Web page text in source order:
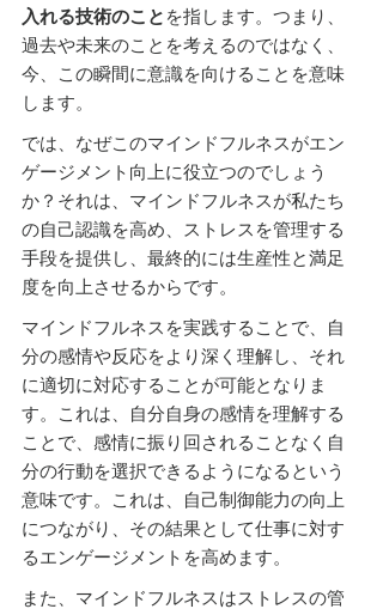
入れる技術のこと を指します。つまり、
過去や未来のことを考えるのではなく、
今、この瞬間に意識を向けることを意味
します。
では、なぜこのマインドフルネスがエン
ゲージメント向上に役立つのでしょう
か？それは、マインドフルネスが私たち
の自己認識を高め、ストレスを管理する
手段を提供し、最終的には生産性と満足
度を向上させるからです。
マインドフルネスを実践することで、自
分の感情や反応をより深く理解し、それ
に適切に対応することが可能となりま
す。これは、自分自身の感情を理解する
ことで、感情に振り回されることなく自
分の行動を選択できるようになるという
意味です。これは、自己制御能力の向上
につながり、その結果として仕事に対す
るエンゲージメントを高めます。
また、マインドフルネスはストレスの管